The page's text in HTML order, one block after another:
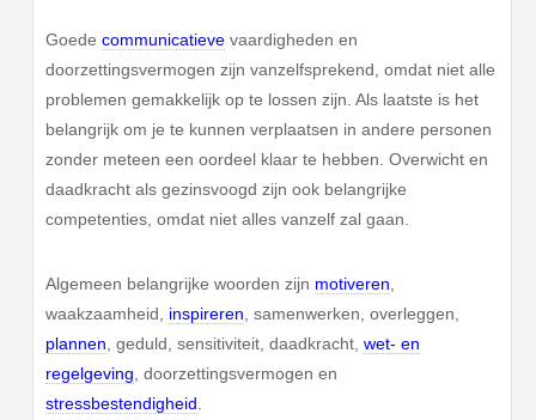
Goedecommunicatieve vaardigheden en
doorzettingsvermogen zijn vanzelfsprekend, omdat niet alle
problemen gemakkelijk op te lossen zijn. Als laatste is het
belangrijk om je te kunnen verplaatsen in andere personen
zonder meteen een oordeel klaar te hebben. Overwicht en
daadkracht als gezinsvoogd zijn ook belangrijke
competenties, omdat niet alles vanzelf zal gaan.
Algemeen belangrijke woorden zijn motiveren
waakzaamheid, inspireren , samenwerken, overleggen,
plannen , geduld, sensitiviteit, daadkracht,wet- en
regelgeving , doorzettingsvermogen en
stressbestendigheid